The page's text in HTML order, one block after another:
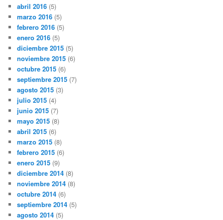
abril 2016 (5)
marzo 2016 (5)
febrero 2016 (5)
enero 2016 (5)
diciembre 2015 (5)
noviembre 2015 (6)
octubre 2015 (6)
septiembre 2015 (7)
agosto 2015 (3)
julio 2015 (4)
junio 2015 (7)
mayo 2015 (8)
abril 2015 (6)
marzo 2015 (8)
febrero 2015 (6)
enero 2015 (9)
diciembre 2014 (8)
noviembre 2014 (8)
octubre 2014 (6)
septiembre 2014 (5)
agosto 2014 (5)